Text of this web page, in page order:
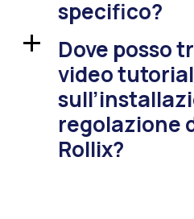
specifico?
a
Dove posso
video tutorial
regolazione
Rollix?